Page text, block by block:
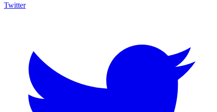
Twitter